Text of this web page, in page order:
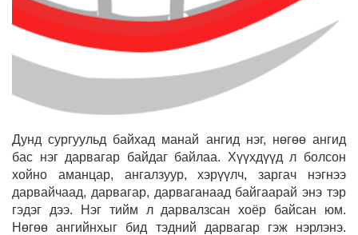
Дунд сургуульд байхад манай ангид нэг, нөгөө ангид
бас нэг дарвагар байдаг байлаа. Хүүхдүүд л болсон
хойно аманцар, ангалзуур, хэрүүлч, заргач нэгнээ
дарвайчаад, дарвагар, дарваганаад байгаарай энэ тэр
гэдэг дээ. Нэг тийм л дарвалзсан хоёр байсан юм.
Нөгөө ангийнхыг бид тэдний дарвагар гэж нэрлэнэ.